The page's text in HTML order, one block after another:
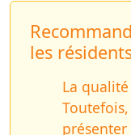
les
La